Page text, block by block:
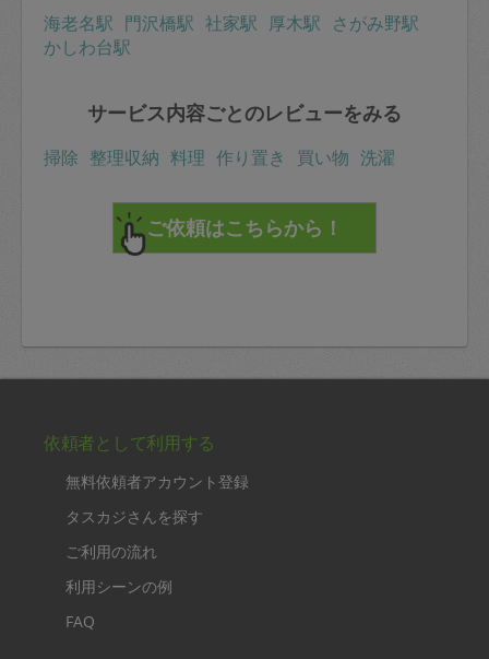
海老名駅 門沢橋駅 社家駅 厚木駅 さがみ野駅
かしわ台駅
サービス内容ごとのレビューをみる
掃除 整理収納 料理 作り置き 買い物 洗濯
依頼者として利用する
無料依頼者アカウント登録
タスカジさんを探す
ご利用の流れ
利用シーンの例
FAQ